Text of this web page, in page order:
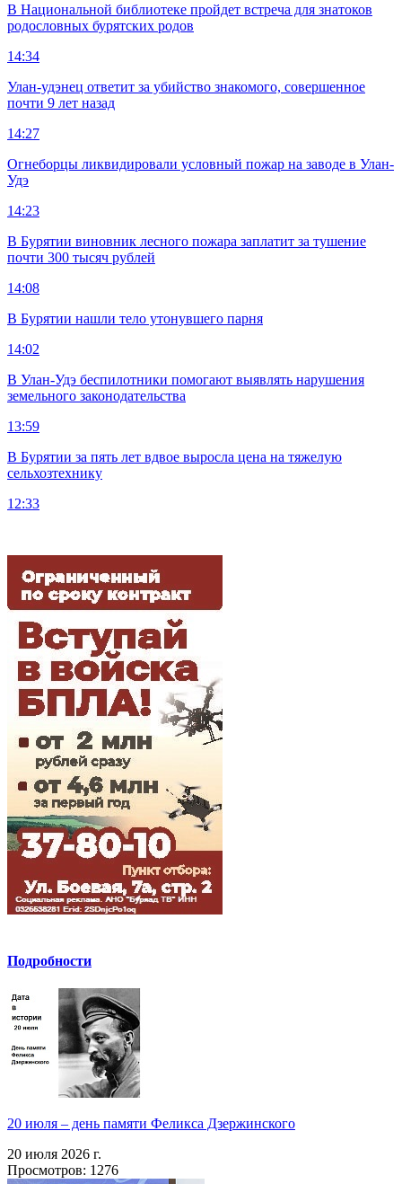
В Национальной библиотеке пройдет встреча для знатоков
родословных бурятских родов
14:34
Улан-удэнец ответит за убийство знакомого, совершенное
почти 9 лет назад
14:27
Огнеборцы ликвидировали условный пожар на заводе в Улан-
Удэ
14:23
В Бурятии виновник лесного пожара заплатит за тушение
почти 300 тысяч рублей
14:08
В Бурятии нашли тело утонувшего парня
14:02
В Улан-Удэ беспилотники помогают выявлять нарушения
земельного законодательства
13:59
В Бурятии за пять лет вдвое выросла цена на тяжелую
сельхозтехнику
12:33
Подробности
20 июля – день памяти Феликса Дзержинского
20 июля 2026 г.
Просмотров: 1276